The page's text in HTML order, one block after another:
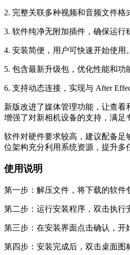
2. 完整关联多种视频和音频文件格
3. 软件纯净无附加插件，确保运行
4. 安装简便，用户可快速开始使用。
5. 包含最新升级包，优化性能和功
6. 支持动态连接，实现与 After
新版改进了媒体管理功能，让查看
增强了对新相机设备的支持，满足
软件对硬件要求较高，建议配备足
位架构充分利用系统资源，提升多
使用说明
第一步：解压文件，将下载的软件
第二步：运行安装程序，双击执行
第三步：在安装界面点击确认，开
第四步：安装完成后，双击桌面图